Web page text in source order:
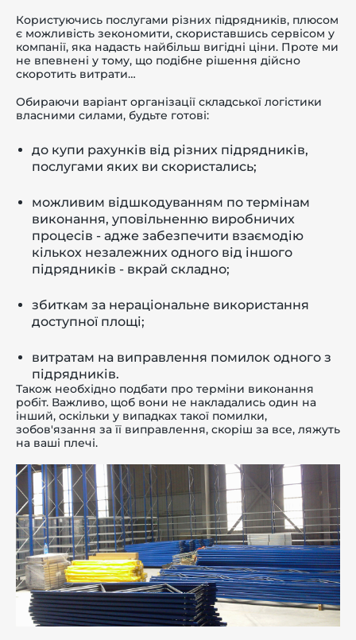
Користуючись послугами різних підрядників, плюсом
є можливість зекономити, скориставшись сервісом у
компанії, яка надасть найбільш вигідні ціни. Проте ми
не впевнені у тому, що подібне рішення дійсно
скоротить витрати…
Обираючи варіант організації складської логістики
власними силами, будьте готові:
до купи рахунків від різних підрядників,
послугами яких ви скористались;
можливим відшкодуванням по термінам
виконання, уповільненню виробничих
процесів - адже забезпечити взаємодію
кількох незалежних одного від іншого
підрядників - вкрай складно;
збиткам за нераціональне використання
доступної площі;
витратам на виправлення помилок одного з
підрядників.
Також необхідно подбати про терміни виконання
робіт. Важливо, щоб вони не накладались один на
інший, оскільки у випадках такої помилки,
зобов'язання за її виправлення, скоріш за все, ляжуть
на ваші плечі.